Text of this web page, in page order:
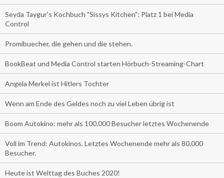
Seyda Taygur's Kochbuch "Sissys Kitchen": Platz 1 bei Media
Control
Promibuecher, die gehen und die stehen.
BookBeat und Media Control starten Hörbuch-Streaming-Chart
Angela Merkel ist Hitlers Tochter
Wenn am Ende des Geldes noch zu viel Leben übrig ist
Boom Autokino: mehr als 100.000 Besucher letztes Wochenende
Voll im Trend: Autokinos. Letztes Wochenende mehr als 80.000
Besucher.
Heute ist Welttag des Buches 2020!